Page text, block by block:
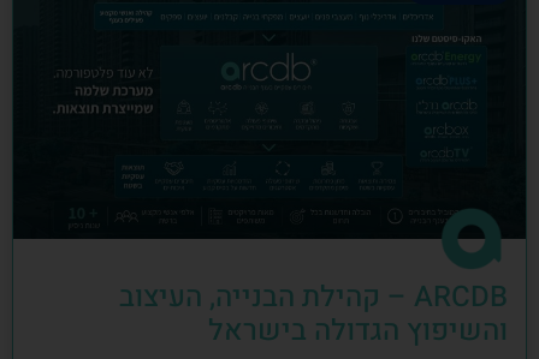
ARCDB – קהילת הבנייה, העיצוב
והשיפוץ הגדולה בישראל